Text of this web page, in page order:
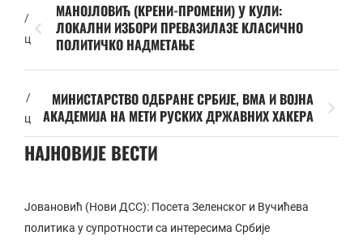
/
ц
МАНОЈЛОВИЋ (КРЕНИ-ПРОМЕНИ) У КУЛИ:
ЛОКАЛНИ ИЗБОРИ ПРЕВАЗИЛАЗЕ КЛАСИЧНО
ПОЛИТИЧКО НАДМЕТАЊЕ
/
ц
МИНИСТАРСТВО ОДБРАНЕ СРБИЈЕ, ВМА И ВОЈНА
АКАДЕМИЈА НА МЕТИ РУСКИХ ДРЖАВНИХ ХАКЕРА
НАЈНОВИЈЕ ВЕСТИ
Јовановић (Нови ДСС): Посета Зеленског и Вучићева
политика у супротности са интересима Србије